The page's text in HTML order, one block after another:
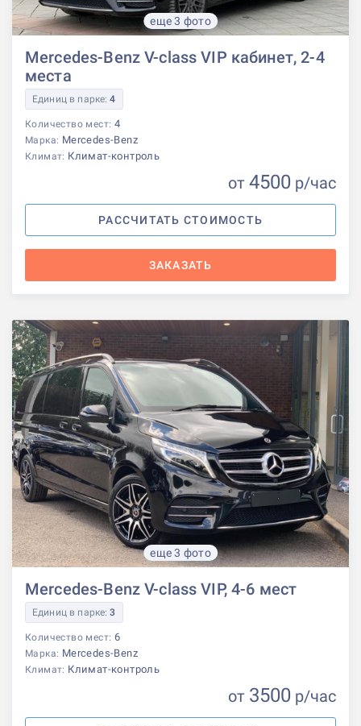
еще 3 фото
Mercedes-Benz V-class VIP кабинет, 2-4
места
Единиц в парке:4
Количество мест: 4
Марка: Mercedes-Benz
Климат: Климат-контроль
от 4500 р/час
РАССЧИТАТЬ СТОИМОСТЬ
ЗАКАЗАТЬ
еще 3 фото
Mercedes-Benz V-class VIP, 4-6 мест
Единиц в парке:3
Количество мест: 6
Марка: Mercedes-Benz
Климат: Климат-контроль
от 3500 р/час